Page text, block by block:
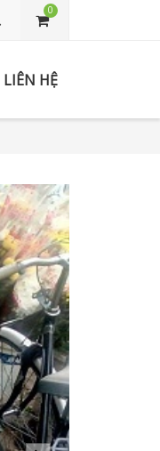
0
Tìm kiếm
LIÊN HỆ